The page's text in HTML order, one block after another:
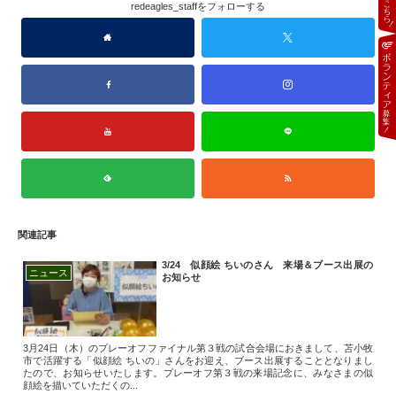
redeagles_staffをフォローする
関連記事
ニュース
3/24 似顔絵 ちいのさん 来場＆ブース出展の
お知らせ
3月24日（木）のプレーオフファイナル第３戦の試合会場におきまして、苫小牧
市で活躍する「似顔絵 ちいの」さんをお迎え、ブース出展することとなりまし
たので、お知らせいたします。プレーオフ第３戦の来場記念に、みなさまの似
顔絵を描いていただくの...